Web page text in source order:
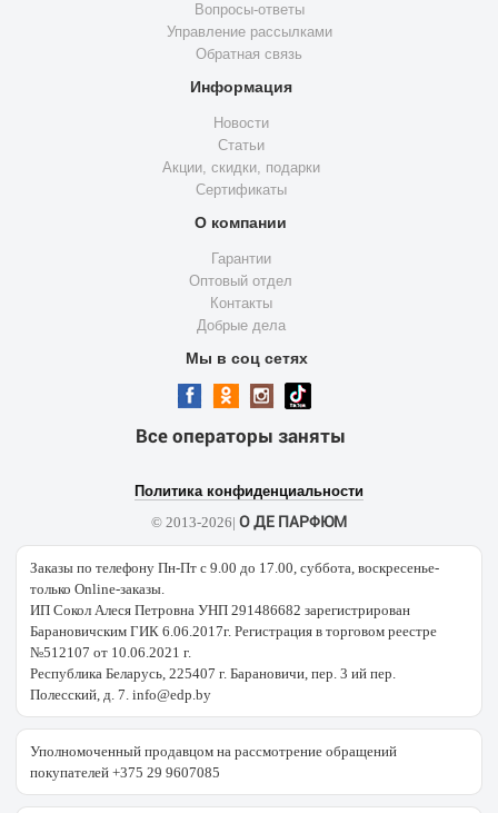
Вопросы-ответы
Управление рассылками
Обратная связь
Информация
Новости
Статьи
Акции, скидки, подарки
Сертификаты
О компании
Гарантии
Оптовый отдел
Контакты
Добрые дела
Мы в соц сетях
Все операторы заняты
Политика конфиденциальности
© 2013-2026| О ДЕ ПАРФЮМ
Заказы по телефону Пн-Пт с 9.00 до 17.00, суббота, воскресенье-
только Online-заказы.
ИП Сокол Алеся Петровна УНП 291486682 зарегистрирован
Барановичским ГИК 6.06.2017г. Регистрация в торговом реестре
№512107 от 10.06.2021 г.
Республика Беларусь, 225407 г. Барановичи, пер. 3 ий пер.
Полесский, д. 7. info@edp.by
Уполномоченный продавцом на рассмотрение обращений
покупателей +375 29 9607085